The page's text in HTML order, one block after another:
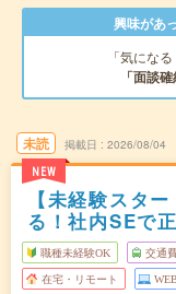
興味があ
「気にな
「面談確
未読
NEW
掲載日 2026/08/04
【未経験スタ
る！社内SEで
職種未経験OK 交通
在宅・リモート